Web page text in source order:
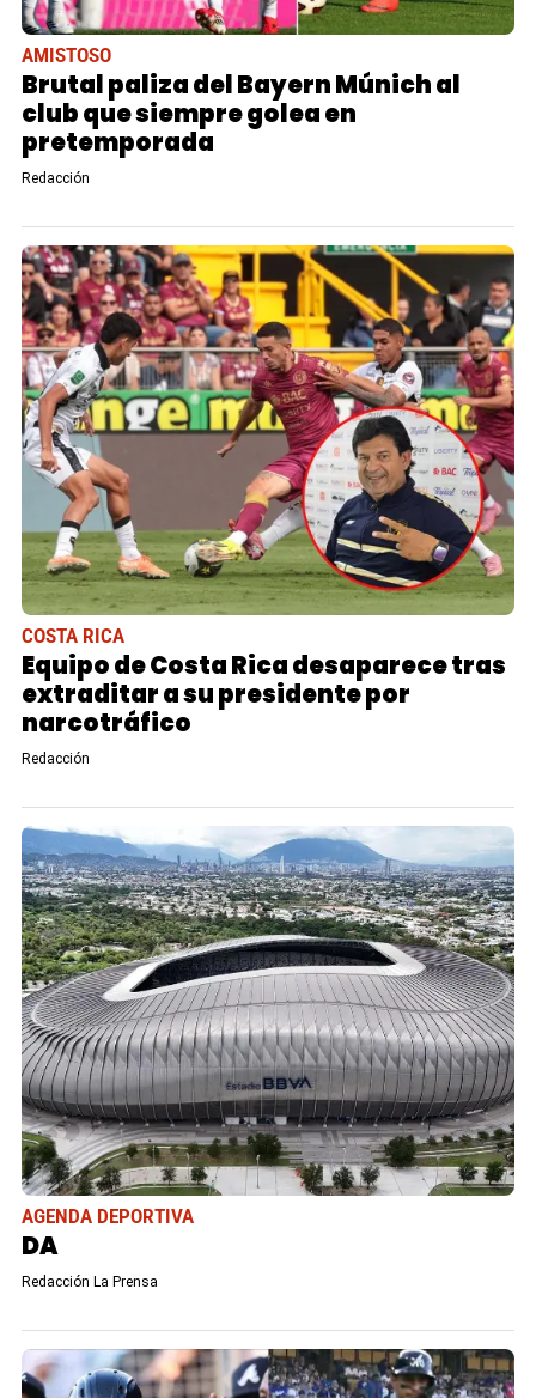
AMISTOSO
Brutal paliza del Bayern Múnich al
club que siempre golea en
pretemporada
Redacción
COSTA RICA
Equipo de Costa Rica desaparece tras
extraditar a su presidente por
narcotráfico
Redacción
AGENDA DEPORTIVA
DA
Redacción La Prensa